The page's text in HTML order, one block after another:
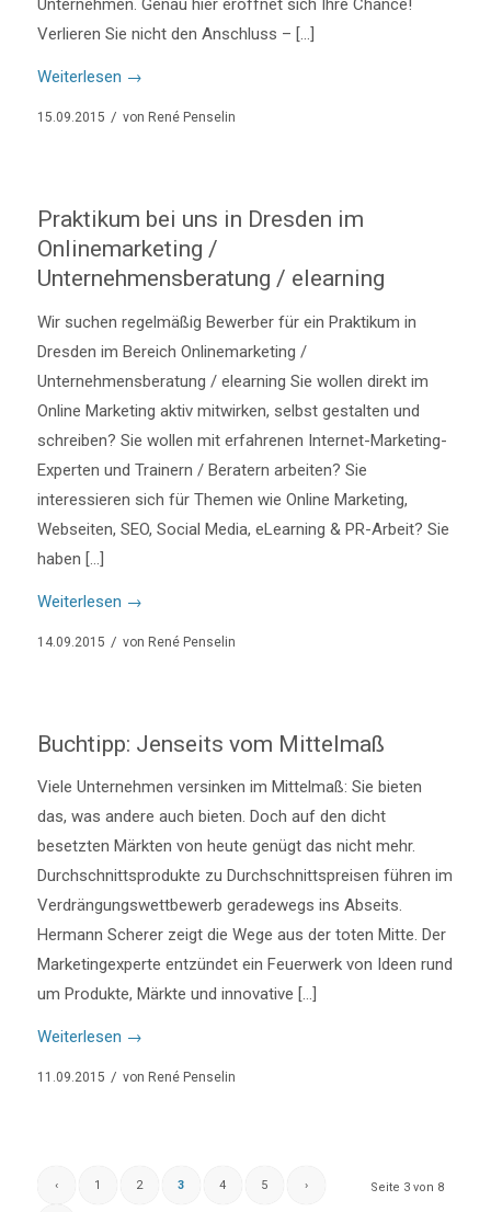
Unternehmen. Genau hier eröffnet sich Ihre Chance!
Verlieren Sie nicht den Anschluss – […]
Weiterlesen →
15.09.2015 / von René Penselin
Praktikum bei uns in Dresden im
Onlinemarketing /
Unternehmensberatung / elearning
Wir suchen regelmäßig Bewerber für ein Praktikum in
Dresden im Bereich Onlinemarketing /
Unternehmensberatung / elearning Sie wollen direkt im
Online Marketing aktiv mitwirken, selbst gestalten und
schreiben? Sie wollen mit erfahrenen Internet-Marketing-
Experten und Trainern / Beratern arbeiten? Sie
interessieren sich für Themen wie Online Marketing,
Webseiten, SEO, Social Media, eLearning & PR-Arbeit? Sie
haben […]
Weiterlesen →
14.09.2015 / von René Penselin
Buchtipp: Jenseits vom Mittelmaß
Viele Unternehmen versinken im Mittelmaß: Sie bieten
das, was andere auch bieten. Doch auf den dicht
besetzten Märkten von heute genügt das nicht mehr.
Durchschnittsprodukte zu Durchschnittspreisen führen im
Verdrängungswettbewerb geradewegs ins Abseits.
Hermann Scherer zeigt die Wege aus der toten Mitte. Der
Marketingexperte entzündet ein Feuerwerk von Ideen rund
um Produkte, Märkte und innovative […]
Weiterlesen →
11.09.2015 / von René Penselin
Seite 3 von 8
‹ 1 2 3 4 5 ›